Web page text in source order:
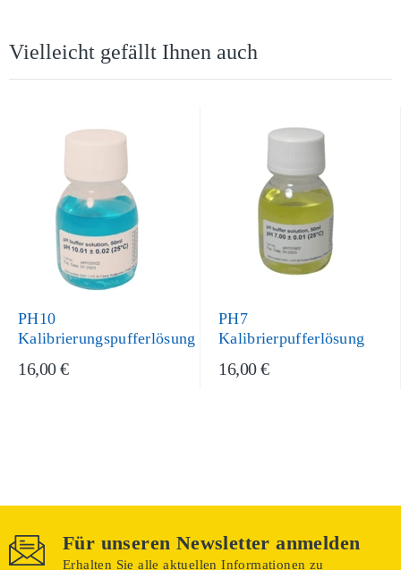
Vielleicht gefällt Ihnen auch
PH10
Kalibrierungspufferlösung
16,00 €
PH7
Kalibrierpufferlösung
16,00 €
Für unseren Newsletter anmelden
Erhalten Sie alle aktuellen Informationen zu